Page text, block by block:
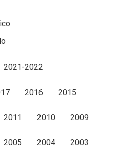
2021-2022
2016 2015
2011 2010 2009
2005 2004 2003